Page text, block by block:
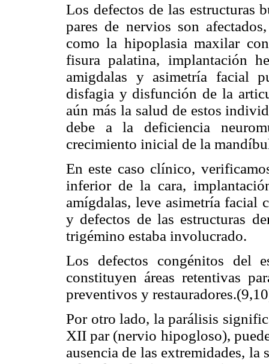
Los defectos de las estructuras
pares de nervios son
como la hipoplasia maxilar
fisura palatina, implantación
amigdalas y asimetría facial
disfagia y disfunción de la
aún más la salud de estos
debe a la deficiencia
crecimiento inicial de la
En este caso clínico,
inferior de la cara,
amígdalas, leve asimetría facial
y defectos de las estructuras
trigémino estaba involucrado.
Los defectos congénitos del
constituyen áreas retentivas
preventivos y
Por otro lado, la parálisis
XII par (nervio hipogloso),
ausencia de las extremidades,